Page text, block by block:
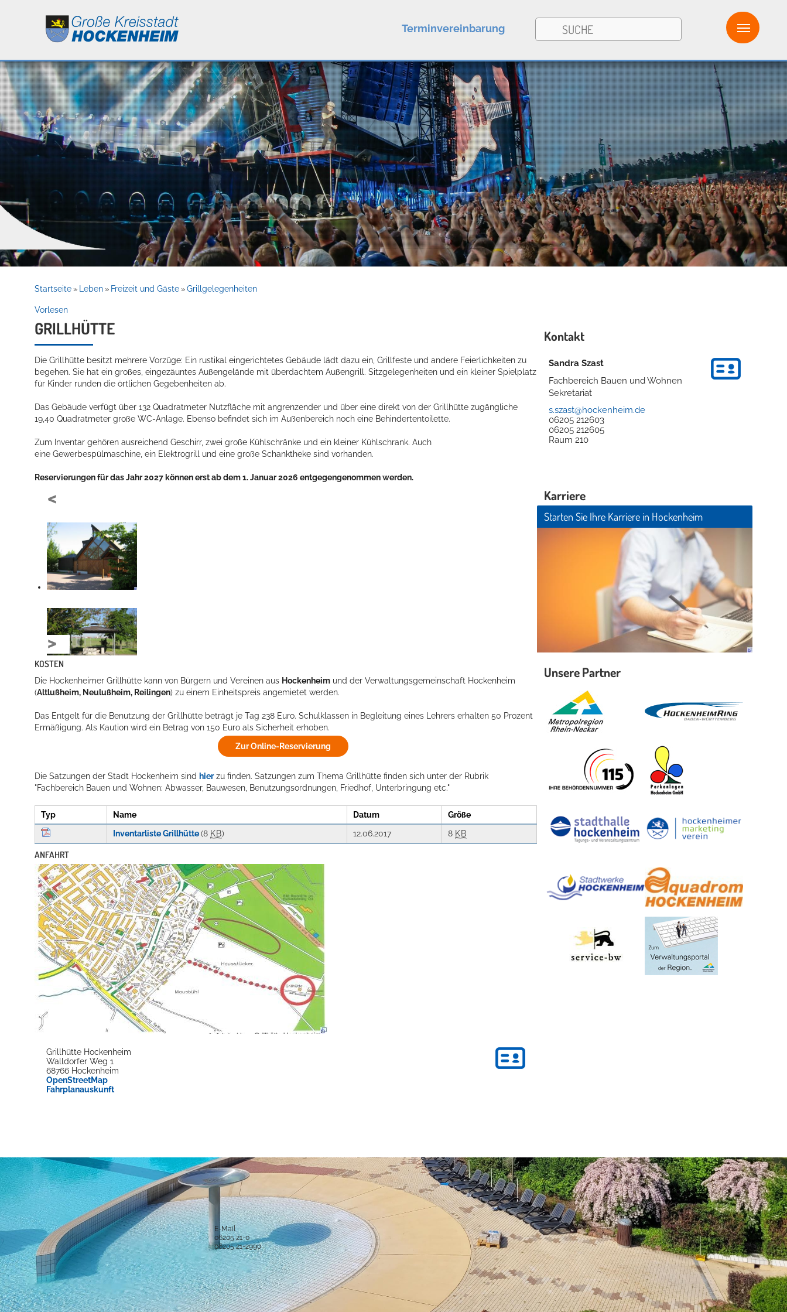
Leben
Kultur
Service
Terminvereinbarung
Willkommen in Hockenheim
Konzerte, Tagungen und vieles mehr
Die Stadthalle Hockenheim bietet den perfekten Standort für Events aller Art!
mehr dazu...
Startseite » Leben » Freizeit und Gäste » Grillgelegenheiten
Vorlesen
GRILLHÜTTE
Die Grillhütte besitzt mehrere Vorzüge: Ein rustikal eingerichtetes Gebäude lädt dazu ein, Grillfeste und andere Feierlichkeiten zu
begehen. Sie hat ein großes, eingezäuntes Außengelände mit überdachtem Außengrill. Sitzgelegenheiten und ein kleiner Spielplatz
für Kinder runden die örtlichen Gegebenheiten ab.
Das Gebäude verfügt über 132 Quadratmeter Nutzfläche mit angrenzender und über eine direkt von der Grillhütte zugängliche
19,40 Quadratmeter große WC-Anlage. Ebenso befindet sich im Außenbereich noch eine Behindertentoilette.
Zum Inventar gehören ausreichend Geschirr, zwei große Kühlschränke und ein kleiner Kühlschrank. Auch
eine Gewerbespülmaschine, ein Elektrogrill und eine große Schanktheke sind vorhanden.
Reservierungen für das Jahr 2027 können erst ab dem 1. Januar 2026 entgegengenommen werden.
KOSTEN
Die Hockenheimer Grillhütte kann von Bürgern und Vereinen aus Hockenheim und der Verwaltungsgemeinschaft Hockenheim
(Altlußheim, Neulußheim, Reilingen) zu einem Einheitspreis angemietet werden.
Das Entgelt für die Benutzung der Grillhütte beträgt je Tag 238 Euro. Schulklassen in Begleitung eines Lehrers erhalten 50 Prozent
Ermäßigung. Als Kaution wird ein Betrag von 150 Euro als Sicherheit erhoben.
Zur Online-Reservierung
Die Satzungen der Stadt Hockenheim sind hierzu finden. Satzungen zum Thema Grillhütte finden sich unter der Rubrik
"Fachbereich Bauen und Wohnen: Abwasser, Bauwesen, Benutzungsordnungen, Friedhof, Unterbringung etc."
Typ Name Datum
Größe
Inventarliste Grillhütte(8 KB) 12.06.2017 8 KB
ANFAHRT
Grillhütte Hockenheim
Walldorfer Weg 1
68766 Hockenheim
OpenStreetMap
Fahrplanauskunft
Kontakt
Sandra Szast
Fachbereich Bauen und Wohnen
Sekretariat
s.szast@hockenheim.de
06205 212603
06205 212605
Raum 210
Karriere
Starten Sie Ihre Karriere in Hockenheim
Unsere Partner
Anschrift und Bankverbindung
Stadt Hockenheim
Rathausstraße 1
68766 Hockenheim
Postanschrift
Postfach 15 48
68758 Hockenheim
Bankverbindung
IBAN: DE52 6725 0020 0006 2012 53
BIC: SOLADES1HDB
Sparkasse Heidelberg
Kontakt
Alle Ansprechpartner
E-Mail
06205 21-0
06205 21-2990
Sichere Kommunikation
Öffnungszeiten
Sa - So:
08 - 12 Uhr
14 - 18 Uhr
geschlossen
Öffnungszeiten Bürgerbüro
08 - 12 Uhr
14 - 15.30 Uhr
14 - 18 Uhr (Nur mit Termin)
Dienste
Stadtplan
Newsletter
Mängelmelder
Erklärung zur Barrierefreiheit
Social-Media